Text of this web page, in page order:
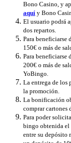
Bono Casino, y
aquí y Bono
El usuario podrá
dos repartos.
Para beneficiarse
150€ o más de
Para beneficiarse
200€ o más de
YoBingo.
La entrega de los
la promoción.
La bonificación
comprar cartones
Para poder
bingo obtenida el
entre su depósito